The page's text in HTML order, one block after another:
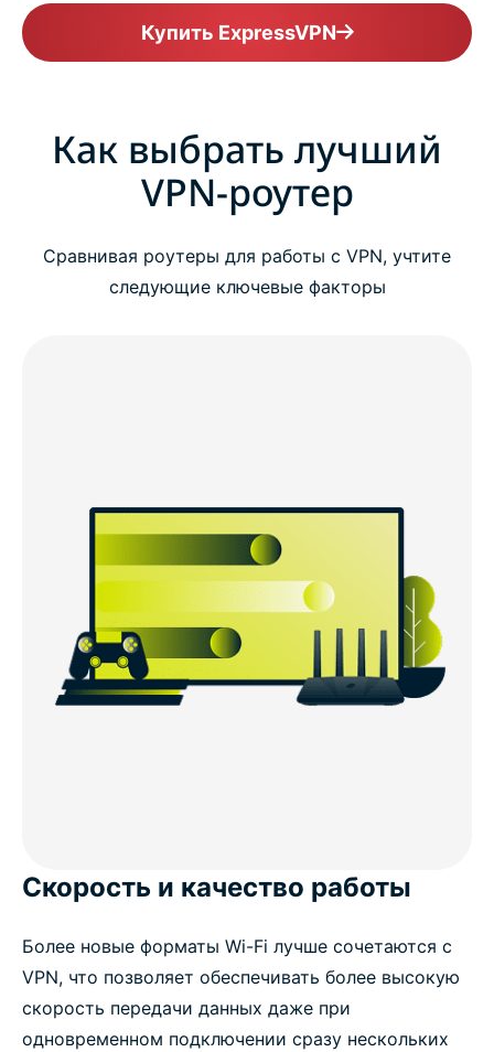
Купить ExpressVPN
Как выбрать лучший
VPN-роутер
Сравнивая роутеры для работы с VPN, учтите
следующие ключевые факторы
Скорость и качество работы
Более новые форматы Wi-Fi лучше сочетаются с
VPN, что позволяет обеспечивать более высокую
скорость передачи данных даже при
одновременном подключении сразу нескольких